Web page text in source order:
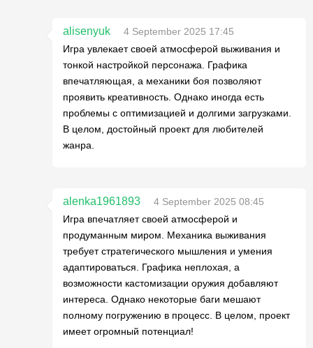
alisenyuk
4 September 2025 17:45
Игра увлекает своей атмосферой выживания и
тонкой настройкой персонажа. Графика
впечатляющая, а механики боя позволяют
проявить креативность. Однако иногда есть
проблемы с оптимизацией и долгими загрузками.
В целом, достойный проект для любителей
жанра.
alenka1961893
4 September 2025 08:45
Игра впечатляет своей атмосферой и
продуманным миром. Механика выживания
требует стратегического мышления и умения
адаптироваться. Графика неплохая, а
возможности кастомизации оружия добавляют
интереса. Однако некоторые баги мешают
полному погружению в процесс. В целом, проект
имеет огромный потенциал!